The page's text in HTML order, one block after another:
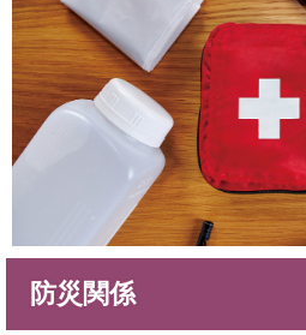
。
て
本
文
へ
防災関係